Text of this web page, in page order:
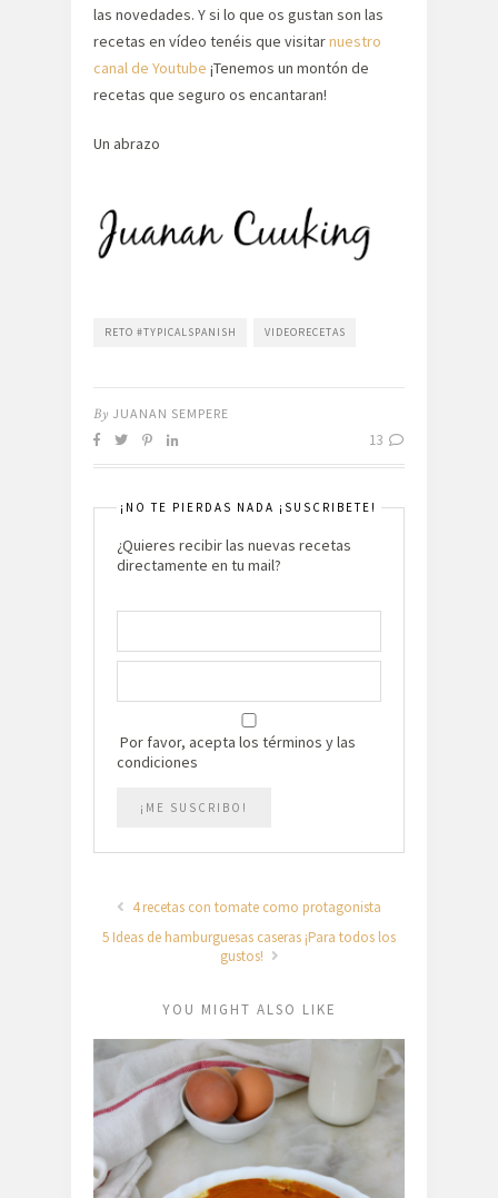
las novedades. Y si lo que os gustan son las
recetas en vídeo tenéis que visitarnuestro
canal de Youtube ¡Tenemos un montón de
recetas que seguro os encantaran!
Un abrazo
RETO #TYPICALSPANISH VIDEORECETAS
By JUANAN SEMPERE
13
¡NO TE PIERDAS NADA ¡SUSCRIBETE!
¿Quieres recibir las nuevas recetas
directamente en tu mail?
Por favor, acepta los términos y las
condiciones
4 recetas con tomate como protagonista
5 Ideas de hamburguesas caseras ¡Para todos los
gustos!
YOU MIGHT ALSO LIKE